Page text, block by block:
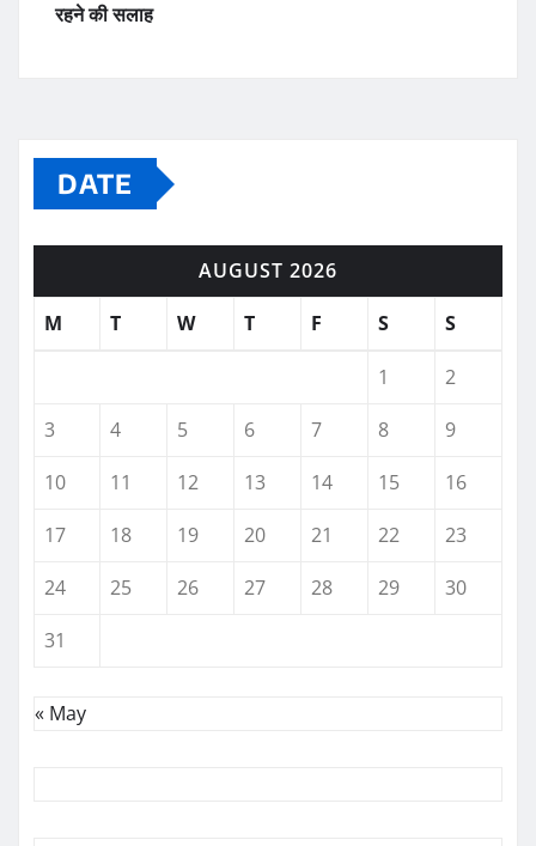
रहने की सलाह
DATE
AUGUST 2026
M
T W T F S S
1
2
3
4 5 6 7 8
9
10
11 12 13 14 15
16
17
18 19 20 21 22
23
24
25 26 27 28 29
30
31
« May